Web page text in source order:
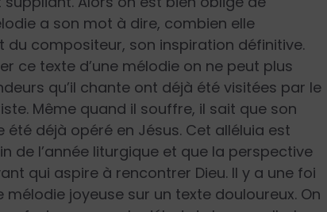
a son mot à dire, combien elle
du compositeur, son inspiration définitive.
ce texte d’une mélodie on ne peut plus
qu’il chante ont déjà été visitées par le
Même quand il souffre, il sait que son
déjà opéré en Jésus. Cet alléluia est
de l’année liturgique et que la perspective
qui aspire à rencontrer Dieu. Il y a une foi
joyeuse sur un texte douloureux. On